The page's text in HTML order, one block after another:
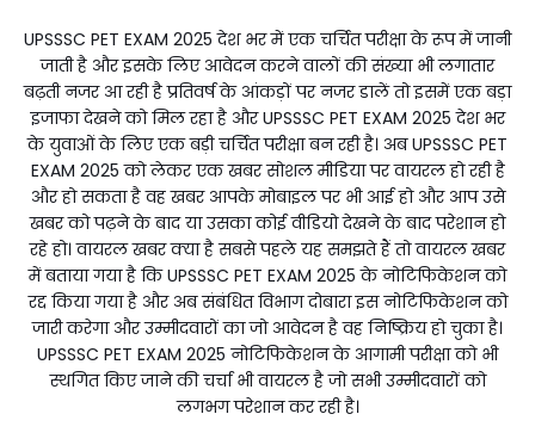
UPSSSC PET EXAM 2025 देश भर में एक चर्चित परीक्षा के रूप में जानी
जाती है और इसके लिए आवेदन करने वालों की संख्या भी लगातार
बढ़ती नजर आ रही है प्रतिवर्ष के आंकड़ों पर नजर डालें तो इसमें एक बड़ा
इजाफा देखने को मिल रहा है और UPSSSC PET EXAM 2025 देश भर
के युवाओं के लिए एक बड़ी चर्चित परीक्षा बन रही है। अब UPSSSC PET
EXAM 2025 को लेकर एक खबर सोशल मीडिया पर वायरल हो रही है
और हो सकता है वह खबर आपके मोबाइल पर भी आई हो और आप उसे
खबर को पढ़ने के बाद या उसका कोई वीडियो देखने के बाद परेशान हो
रहे हो। वायरल खबर क्या है सबसे पहले यह समझते हैं तो वायरल खबर
में बताया गया है कि UPSSSC PET EXAM 2025 के नोटिफिकेशन को
रद्द किया गया है और अब संबंधित विभाग दोबारा इस नोटिफिकेशन को
जारी करेगा और उम्मीदवारों का जो आवेदन है वह निष्क्रिय हो चुका है।
UPSSSC PET EXAM 2025 नोटिफिकेशन के आगामी परीक्षा को भी
स्थगित किए जाने की चर्चा भी वायरल है जो सभी उम्मीदवारों को
लगभग परेशान कर रही है।